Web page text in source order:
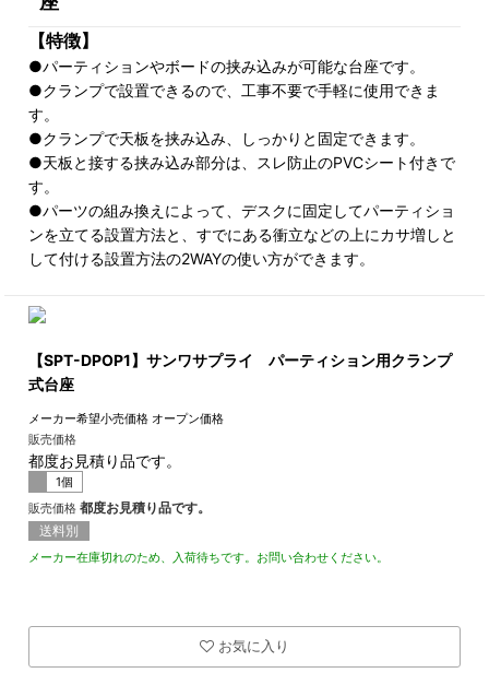
【特徴】
●パーティションやボードの挟み込みが可能な台座です。
●クランプで設置できるので、工事不要で手軽に使用できま
す。
●クランプで天板を挟み込み、しっかりと固定できます。
●天板と接する挟み込み部分は、スレ防止のPVCシート付きで
す。
●パーツの組み換えによって、デスクに固定してパーティショ
ンを立てる設置方法と、すでにある衝立などの上にカサ増しと
して付ける設置方法の2WAYの使い方ができます。
【SPT-DPOP1】サンワサプライ パーティション用クランプ
式台座
メーカー希望小売価格 オープン価格
販売価格
都度お見積り品です。
1個
販売価格 都度お見積り品です。
送料別
メーカー在庫切れのため、入荷待ちです。お問い合わせください。
お気に入り